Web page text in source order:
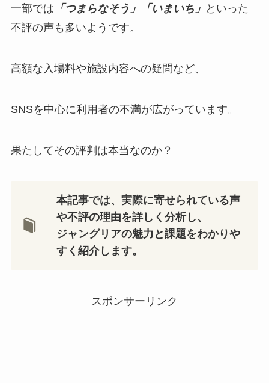
一部では 「つまらなそう」「いまいち」 といった
不評の声も多いようです。
高額な入場料や施設内容への疑問など、
SNSを中心に利用者の不満が広がっています。
果たしてその評判は本当なのか？
本記事では、実際に寄せられている声
や不評の理由を詳しく分析し、
ジャングリアの魅力と課題をわかりや
すく紹介します。
スポンサーリンク